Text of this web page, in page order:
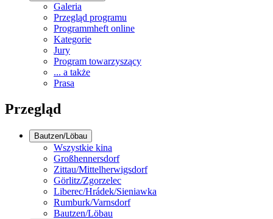
Galeria
Przegląd programu
Programmheft online
Kategorie
Jury
Program towarzyszący
... a także
Prasa
Przegląd
Bautzen/Löbau
Wszystkie kina
Großhennersdorf
Zittau/Mittelherwigsdorf
Görlitz/Zgorzelec
Liberec/Hrádek/Sieniawka
Rumburk/Varnsdorf
Bautzen/Löbau